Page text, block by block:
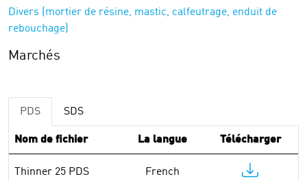
Divers (mortier de résine, mastic, calfeutrage, enduit de
rebouchage)
Marchés
PDS SDS
Nom de fichier La langue Télécharger
Thinner 25 PDS French